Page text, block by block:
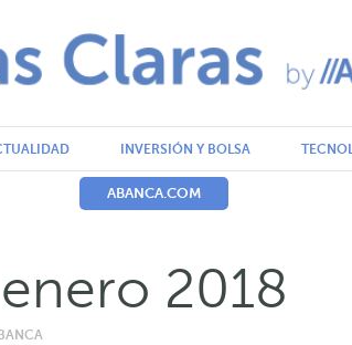
INVERSIÓN Y BOLSA
ABANCA.COM
2018